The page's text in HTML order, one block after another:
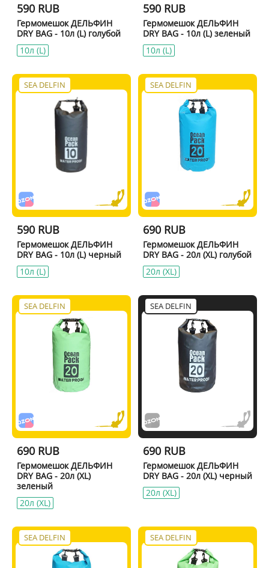
590 RUB
Гермомешок ДЕЛЬФИН
DRY BAG - 10л (L) голубой
10л (L)
590 RUB
Гермомешок ДЕЛЬФИН
DRY BAG - 10л (L) зеленый
10л (L)
SEA DELFIN
590 RUB
Гермомешок ДЕЛЬФИН
DRY BAG - 10л (L) черный
10л (L)
SEA DELFIN
690 RUB
Гермомешок ДЕЛЬФИН
DRY BAG - 20л (XL) голубой
20л (XL)
SEA DELFIN
690 RUB
Гермомешок ДЕЛЬФИН
DRY BAG - 20л (XL)
зеленый
20л (XL)
SEA DELFIN
690 RUB
Гермомешок ДЕЛЬФИН
DRY BAG - 20л (XL) черный
20л (XL)
SEA DELFIN SEA DELFIN